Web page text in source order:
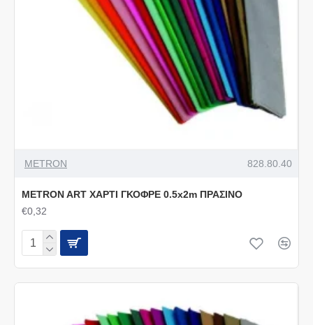
METRON 828.80.40
METRON ART ΧΑΡΤΙ ΓΚΟΦΡΕ 0.5x2m ΠΡΑΣΙΝΟ
€0,32